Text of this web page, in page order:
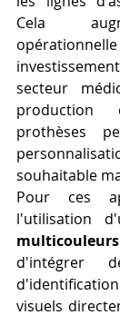
Cela
secteur
prothèses
souhaitable
Pour ces
l'utilisation
multicouleurs
d'intégrer
visuels